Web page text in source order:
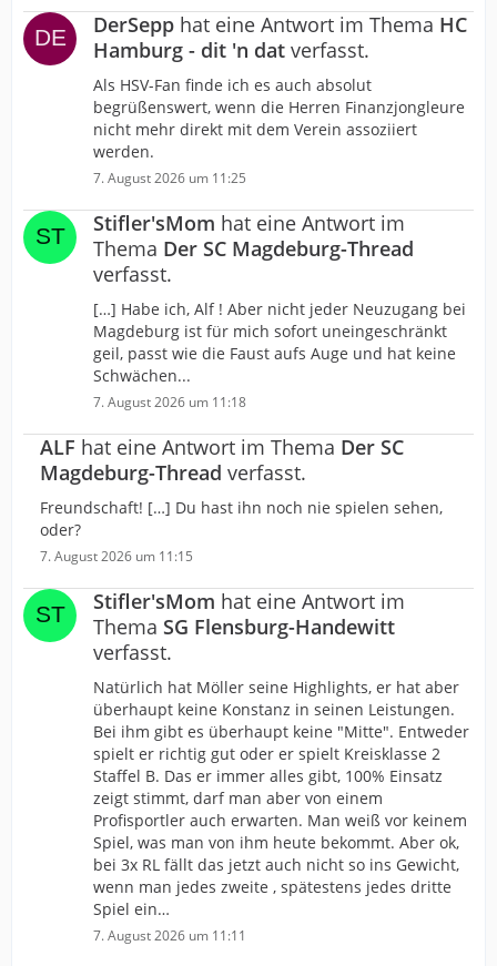
DerSepp hat eine Antwort im Thema HC
Hamburg - dit 'n dat verfasst.
Als HSV-Fan finde ich es auch absolut
begrüßenswert, wenn die Herren Finanzjongleure
nicht mehr direkt mit dem Verein assoziiert
werden.
7. August 2026 um 11:25
Stifler'sMom hat eine Antwort im
Thema Der SC Magdeburg-Thread
verfasst.
[…] Habe ich, Alf ! Aber nicht jeder Neuzugang bei
Magdeburg ist für mich sofort uneingeschränkt
geil, passt wie die Faust aufs Auge und hat keine
Schwächen...
7. August 2026 um 11:18
ALF hat eine Antwort im Thema Der SC
Magdeburg-Thread verfasst.
Freundschaft! […] Du hast ihn noch nie spielen sehen,
oder?
7. August 2026 um 11:15
Stifler'sMom hat eine Antwort im
Thema SG Flensburg-Handewitt
verfasst.
Natürlich hat Möller seine Highlights, er hat aber
überhaupt keine Konstanz in seinen Leistungen.
Bei ihm gibt es überhaupt keine "Mitte". Entweder
spielt er richtig gut oder er spielt Kreisklasse 2
Staffel B. Das er immer alles gibt, 100% Einsatz
zeigt stimmt, darf man aber von einem
Profisportler auch erwarten. Man weiß vor keinem
Spiel, was man von ihm heute bekommt. Aber ok,
bei 3x RL fällt das jetzt auch nicht so ins Gewicht,
wenn man jedes zweite , spätestens jedes dritte
Spiel ein…
7. August 2026 um 11:11